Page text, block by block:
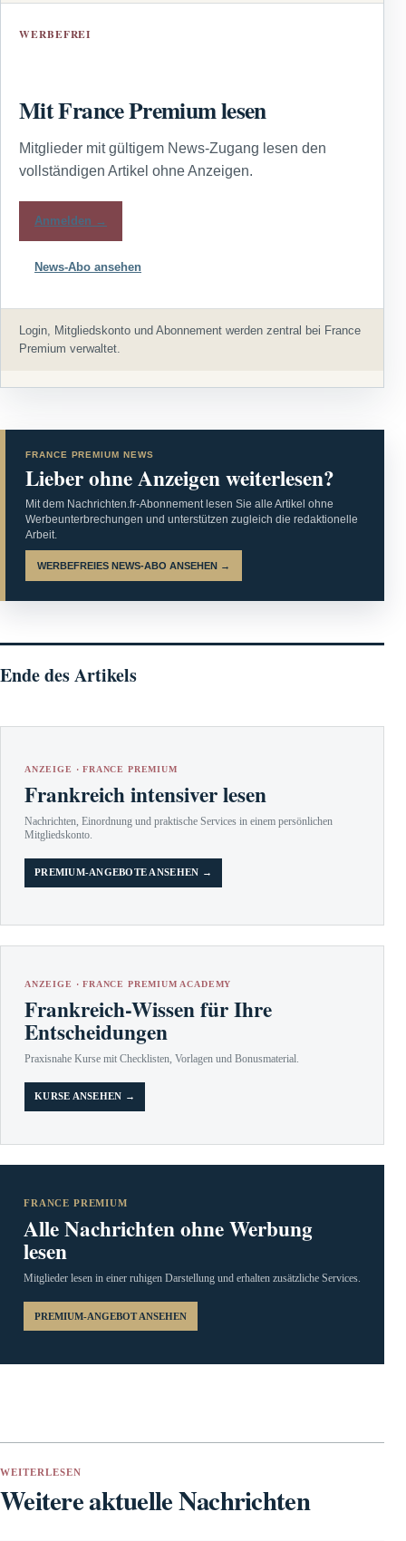
WERBEFREI
Mit France Premium lesen
Mitglieder mit gültigem News-Zugang lesen den
vollständigen Artikel ohne Anzeigen.
Anmelden →
News-Abo ansehen
Login, Mitgliedskonto und Abonnement werden zentral bei France
Premium verwaltet.
FRANCE PREMIUM NEWS
Lieber ohne Anzeigen weiterlesen?
Mit dem Nachrichten.fr-Abonnement lesen Sie alle Artikel ohne
Werbeunterbrechungen und unterstützen zugleich die redaktionelle
Arbeit.
WERBEFREIES NEWS-ABO ANSEHEN →
Ende des Artikels
ANZEIGE · FRANCE PREMIUM
Frankreich intensiver lesen
Nachrichten, Einordnung und praktische Services in einem persönlichen
Mitgliedskonto.
PREMIUM-ANGEBOTE ANSEHEN →
ANZEIGE · FRANCE PREMIUM ACADEMY
Frankreich-Wissen für Ihre
Entscheidungen
Praxisnahe Kurse mit Checklisten, Vorlagen und Bonusmaterial.
KURSE ANSEHEN →
FRANCE PREMIUM
Alle Nachrichten ohne Werbung
lesen
Mitglieder lesen in einer ruhigen Darstellung und erhalten zusätzliche Services.
PREMIUM-ANGEBOT ANSEHEN
WEITERLESEN
Weitere aktuelle Nachrichten